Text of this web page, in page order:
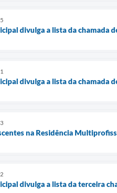
divulga a lista da chamada
divulga a lista da chamada
na Residência
divulga a lista da terceira